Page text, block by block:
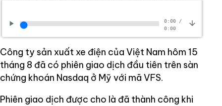
0:00/
0:00
Công ty sản xuất xe điện của Việt Nam hôm 15
tháng 8 đã có phiên giao dịch đầu tiên trên sàn
chứng khoán Nasdaq ở Mỹ với mã VFS.
Phiên giao dịch được cho là đã thành công khi